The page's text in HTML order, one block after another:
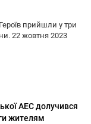
прийшли у три
22 жовтня 2023
АЕС долучився
жителям